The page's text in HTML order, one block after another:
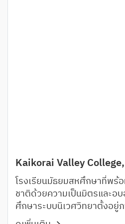
Kaikorai Valley
โรงเรียนมัธยมสหศึกษาที่พร้
ชาติด้วยความเป็นมิตรและอ
ศึกษาระบบนิเวศวิทยาตั้งอยู่ภ